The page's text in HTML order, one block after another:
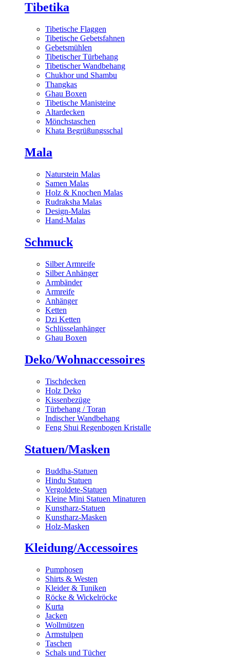
Tibetika
Tibetische Flaggen
Tibetische Gebetsfahnen
Gebetsmühlen
Tibetischer Türbehang
Tibetischer Wandbehang
Chukhor und Shambu
Thangkas
Ghau Boxen
Tibetische Manisteine
Altardecken
Mönchstaschen
Khata Begrüßungsschal
Mala
Naturstein Malas
Samen Malas
Holz & Knochen Malas
Rudraksha Malas
Design-Malas
Hand-Malas
Schmuck
Silber Armreife
Silber Anhänger
Armbänder
Armreife
Anhänger
Ketten
Dzi Ketten
Schlüsselanhänger
Ghau Boxen
Deko/Wohnaccessoires
Tischdecken
Holz Deko
Kissenbezüge
Türbehang / Toran
Indischer Wandbehang
Feng Shui Regenbogen Kristalle
Statuen/Masken
Buddha-Statuen
Hindu Statuen
Vergoldete-Statuen
Kleine Mini Statuen Minaturen
Kunstharz-Statuen
Kunstharz-Masken
Holz-Masken
Kleidung/Accessoires
Pumphosen
Shirts & Westen
Kleider & Tuniken
Röcke & Wickelröcke
Kurta
Jacken
Wollmützen
Armstulpen
Taschen
Schals und Tücher